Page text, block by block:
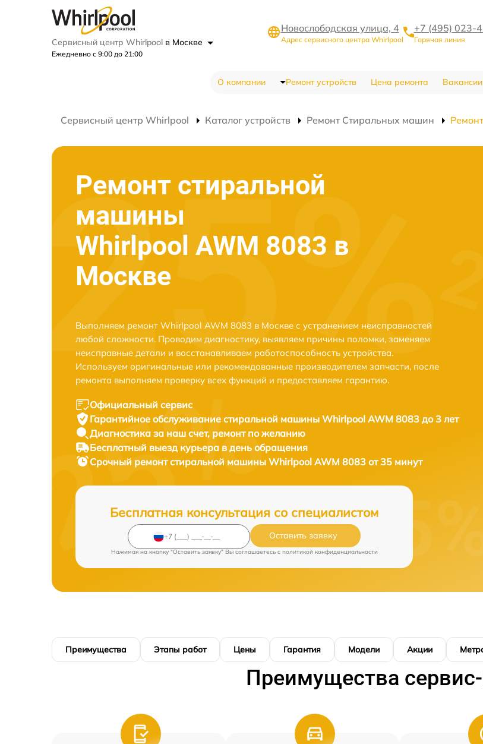
Сервисный центр Whirlpool в Москве
Ежедневно с 9:00 до 21:00
Новослободская улица, 4
Адрес сервисного центра Whirlpool
+7 (495) 023-
Горячая линия
О компании Ремонт устройств Цена ремонта Вакансии
Сервисный центр Whirlpool Каталог устройств Ремонт Стиральных машин
Ремонт стиральной
машины
Whirlpool AWM 8083 в
Москве
Выполняем ремонт Whirlpool AWM 8083 в Москве с устранением неисправностей
любой сложности. Проводим диагностику, выявляем причины поломки, заменяем
неисправные детали и восстанавливаем работоспособность устройства.
Используем оригинальные или рекомендованные производителем запчасти, после
ремонта выполняем проверку всех функций и предоставляем гарантию.
Официальный сервис
Гарантийное обслуживание стиральной машины Whirlpool AWM 8083 до 3 лет
Диагностика за наш счет, ремонт по желанию
Бесплатный выезд курьера в день обращения
Срочный ремонтстиральной машины Whirlpool AWM 8083 от 35 минут
Бесплатная консультация со специалистом
Оставить заявку
Нажимая на кнопку "Оставить заявку" Вы соглашаетесь c политикой конфиденциальности
Преимущества Этапы работ Цены Гарантия Модели Акции
Преимущества